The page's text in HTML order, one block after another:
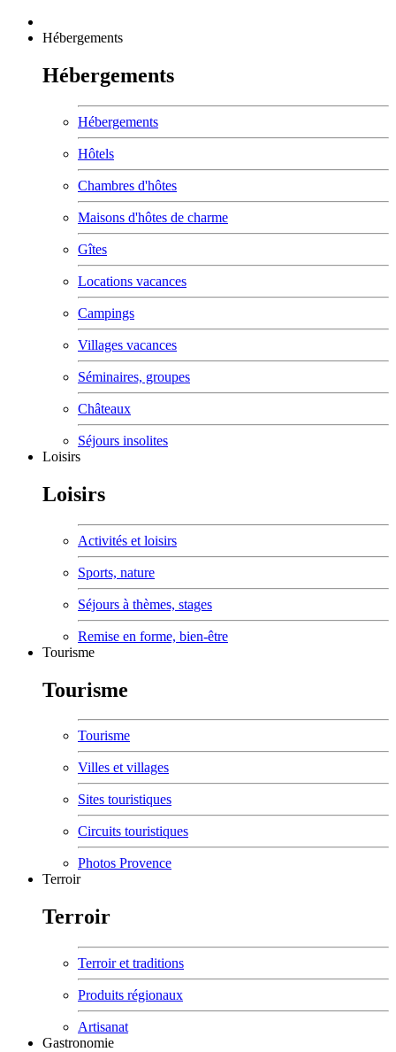
Hébergements
Hébergements
Hébergements
Hôtels
Chambres d'hôtes
Maisons d'hôtes de charme
Gîtes
Locations vacances
Campings
Villages vacances
Séminaires, groupes
Châteaux
Séjours insolites
Loisirs
Loisirs
Activités et loisirs
Sports, nature
Séjours à thèmes, stages
Remise en forme, bien-être
Tourisme
Tourisme
Tourisme
Villes et villages
Sites touristiques
Circuits touristiques
Photos Provence
Terroir
Terroir
Terroir et traditions
Produits régionaux
Artisanat
Gastronomie